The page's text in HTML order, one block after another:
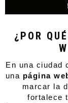
¿POR
En una ciudad
una página
marcar la
fortalece